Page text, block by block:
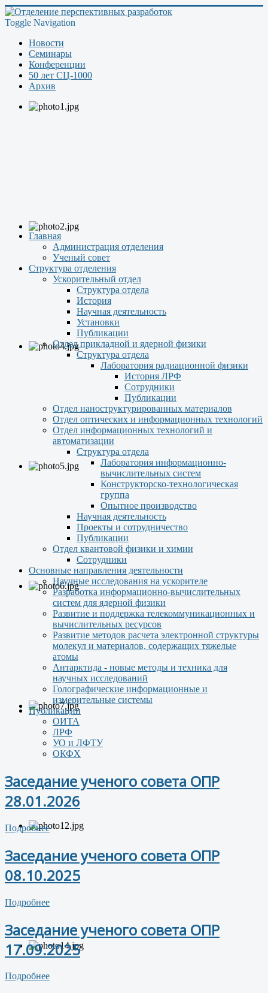
Toggle Navigation
Новости
Семинары
Конференции
50 лет СЦ-1000
Архив
Главная
Администрация отделения
Ученый совет
Структура отделения
Ускорительный отдел
Структура отдела
История
Научная деятельность
Установки
Публикации
Отдел прикладной и ядерной физики
Структура отдела
Лаборатория радиационной физики
История ЛРФ
Сотрудники
Публикации
Отдел наноструктурированных материалов
Отдел оптических и информационных технологий
Отдел информационных технологий и
автоматизации
Структура отдела
Лаборатория информационно-
вычислительных систем
Конструкторско-технологическая
группа
Опытное производство
Научная деятельность
Проекты и сотрудничество
Публикации
Отдел квантовой физики и химии
Сотрудники
Основные направления деятельности
Научные исследования на ускорителе
Разработка информационно-вычислительных
систем для ядерной физики
Развитие и поддержка телекоммуникационных и
вычислительных ресурсов
Развитие методов расчета электронной структуры
молекул и материалов, содержащих тяжелые
атомы
Антарктида - новые методы и техника для
научных исследований
Голографические информационные и
измерительные системы
Публикации
ОИТА
ЛРФ
УО и ЛФТУ
ОКФХ
Заседание ученого совета ОПР
28.01.2026
Подробнее
Заседание ученого совета ОПР
08.10.2025
Подробнее
Заседание ученого совета ОПР
17.09.2025
Подробнее